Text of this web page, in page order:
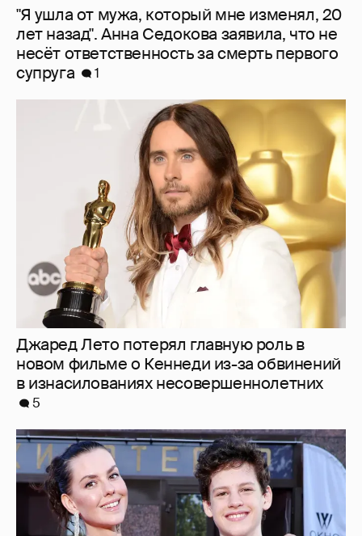
Джаред Лето потерял главную роль в
новом фильме о Кеннеди из-за обвинений
в изнасилованиях несовершеннолетних
Александра Ребенок, Лянка Грыу с сыном,
Павел Лунгин и другие звёзды посетили
открытие фестиваля "Окно в Европу"
5